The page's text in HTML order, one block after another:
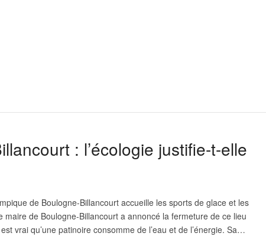
: l’écologie justifie-t-elle
de Boulogne-Billancourt accueille les sports de glace et les
de Boulogne-Billancourt a annoncé la fermeture de ce lieu
vrai qu’une patinoire consomme de l’eau et de l’énergie. Sa…